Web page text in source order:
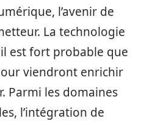
l’avenir de
La technologie
est fort probable que
viendront enrichir
Parmi les domaines
l’intégration de